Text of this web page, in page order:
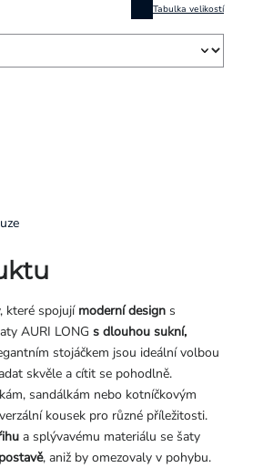
Tabulka velikostí
které spojují moderní design s
AURI LONG s dlouhou sukní,
stojáčkem jsou ideální volbou
skvěle a cítit se pohodlně.
sandálkám nebo kotníčkovým
kousek pro různé příležitosti.
a splývavému materiálu se šaty
, aniž by omezovaly v pohybu.